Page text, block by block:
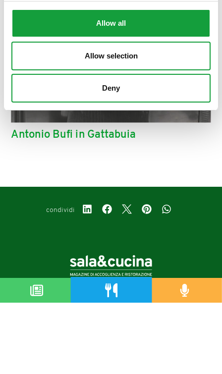
Allow all
Allow selection
Deny
Antonio Bufi in Gattabuia
condividi
Copyright © 2019-2026
Autorizzazione del Tribunale di Bologna Nr.8143 del 21/12/2010